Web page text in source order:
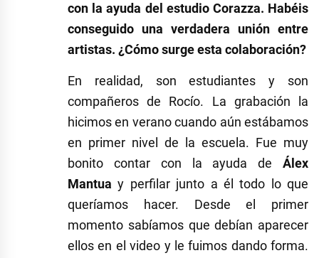
con la ayuda del estudio Corazza. Habéis
conseguido una verdadera unión entre
artistas. ¿Cómo surge esta colaboración?
En realidad, son estudiantes y son
compañeros de Rocío. La grabación la
hicimos en verano cuando aún estábamos
en primer nivel de la escuela. Fue muy
bonito contar con la ayuda de Álex
Mantua y perfilar junto a él todo lo que
queríamos hacer. Desde el primer
momento sabíamos que debían aparecer
ellos en el video y le fuimos dando forma.